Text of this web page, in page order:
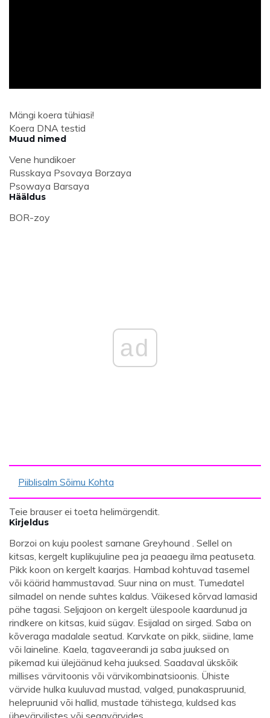
Mängi koera tühiasi!
Koera DNA testid
Muud nimed
Vene hundikoer
Russkaya Psovaya Borzaya
Psowaya Barsaya
Hääldus
BOR-zoy
ad
Piiblisalm Sõimu Kohta
Teie brauser ei toeta helimärgendit.
Kirjeldus
Borzoi on kuju poolest sarnane Greyhound . Sellel on
kitsas, kergelt kuplikujuline pea ja peaaegu ilma peatuseta.
Pikk koon on kergelt kaarjas. Hambad kohtuvad tasemel
või käärid hammustavad. Suur nina on must. Tumedatel
silmadel on nende suhtes kaldus. Väikesed kõrvad lamasid
pähe tagasi. Seljajoon on kergelt ülespoole kaardunud ja
rindkere on kitsas, kuid sügav. Esijalad on sirged. Saba on
kõveraga madalale seatud. Karvkate on pikk, siidine, lame
või laineline. Kaela, tagaveerandi ja saba juuksed on
pikemad kui ülejäänud keha juuksed. Saadaval ükskõik
millises värvitoonis või värvikombinatsioonis. Ühiste
värvide hulka kuuluvad mustad, valged, punakaspruunid,
helepruunid või hallid, mustade tähistega, kuldsed kas